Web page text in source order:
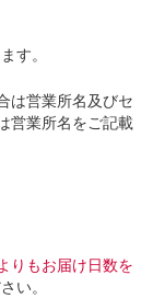
す。
は営業所名及びセ
営業所名をご記載
りもお届け日数を
い。